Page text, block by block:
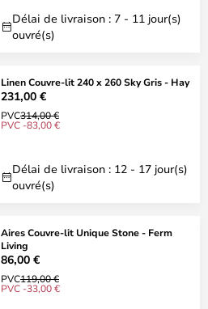
Délai de livraison : 7 - 11 jour(s)
ouvré(s)
Linen Couvre-lit 240 x 260 Sky Gris - Hay
231,00 €
PVC314,00 €
PVC -83,00 €
Délai de livraison : 12 - 17 jour(s)
ouvré(s)
Aires Couvre-lit Unique Stone - Ferm
Living
86,00 €
PVC119,00 €
PVC -33,00 €